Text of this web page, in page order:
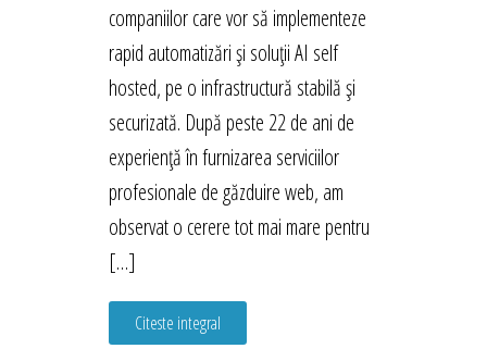
companiilor care vor să implementeze
rapid automatizări și soluții AI self
hosted, pe o infrastructură stabilă și
securizată. După peste 22 de ani de
experiență în furnizarea serviciilor
profesionale de găzduire web, am
observat o cerere tot mai mare pentru
[…]
Citeste integral